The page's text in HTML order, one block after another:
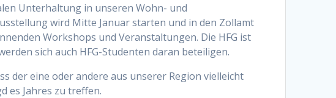
Unterhaltung in unseren Wohn- und
wird Mitte Januar starten und in den Zollamt
Workshops und Veranstaltungen. Die HFG ist
sich auch HFG-Studenten daran beteiligen.
der eine oder andere aus unserer Region vielleicht
es Jahres zu treffen.